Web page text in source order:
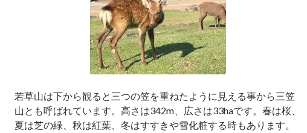
若草山は下から観ると三つの笠を重ねたように見える事から三笠
山とも呼ばれています。高さは342m、広さは33haです。春は桜、
夏は芝の緑、秋は紅葉、冬はすすきや雪化粧する時もあります。